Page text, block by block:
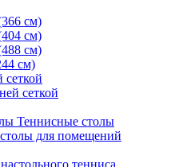
см)
см)
см)
см)
сеткой
сеткой
Теннисные столы
для помещений
тенниса